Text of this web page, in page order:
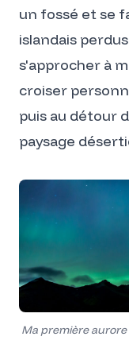
un fossé et se
islandais
s'approcher à
croiser
puis au détour
paysage
Ma première